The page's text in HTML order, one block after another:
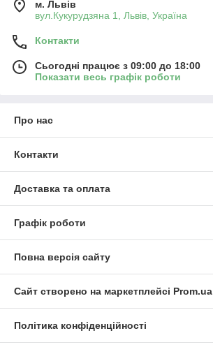
м. Львів
вул.Кукурудзяна 1, Львів, Україна
Контакти
Сьогодні працює з 09:00 до 18:00
Показати весь графік роботи
Про нас
Контакти
Доставка та оплата
Графік роботи
Повна версія сайту
Сайт створено на маркетплейсі Prom.ua
Політика конфіденційності